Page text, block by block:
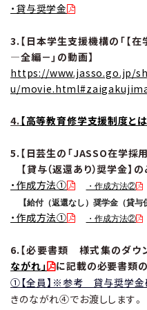
・貸与奨学金
3.【日本学生支援機構の「【
―全編－」の動画】
https://www.jasso.go.jp/
u/
4. 【高等教育修学支援制度とは
5.【日芸生の「JASSO在学採
【貸与（返還あり）奨学金】
・作成方法①
・作成方法②
【給付（返還なし）奨学金（貸与
・作成方法① ・作成方法②
6.【必要書類 様式集のダ
ながれ」
に記載の必要書類
①【全員】※参考 貸与奨学金
きのながれ④でお渡しします。